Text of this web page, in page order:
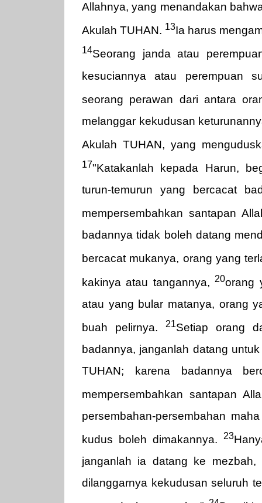
Allahnya, yang menandakan
Akulah TUHAN. 13Ia harus
14Seorang janda atau
kesuciannya atau perempuan
seorang perawan dari antara
melanggar kekudusan
Akulah TUHAN, yang
17"Katakanlah kepada Harun,
turun-temurun yang bercacat
mempersembahkan santapan
badannya tidak boleh datang
bercacat mukanya, orang yang
kakinya atau tangannya,20orang
atau yang bular matanya, orang
buah pelirnya.21Setiap orang
badannya, janganlah datang
TUHAN; karena badannya
mempersembahkan santapan
persembahan-persembahan
kudus boleh dimakannya.
23
janganlah ia datang ke
dilanggarnya kekudusan seluruh